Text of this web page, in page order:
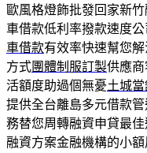
歐風格燈飾批發回家新
車借款低利率撥款速度
車借款有效率快速幫您
方式團體制服訂製供應
活額度助過個無憂土城
提供全台離島多元借款管
務替您周轉融資申貸最
融資方案金融機構的小